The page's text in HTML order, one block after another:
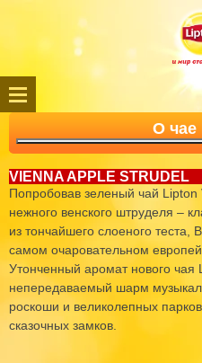
О чае
VIENNA APPLE STRUDEL
Попробовав зеленый чай Lipton
нежного венского штруделя –
из тончайшего слоеного теста,
самом очаровательном
Утонченный аромат нового чая
непередаваемый шарм
роскоши и великолепных
сказочных замков.